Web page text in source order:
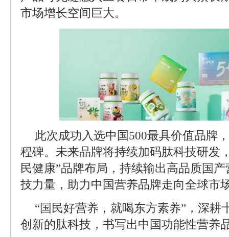
市场增长空间巨大。
此次成功入选中国500最具价值品牌
程碑。未来品牌将持续加码肽科技研发
民健康”品牌布局，持续输出高品质国
技力量，助力中国营养品牌走向全球市
“国民好营养，就喝东方素养”，深耕
创新的肽科技，书写出中国功能性营养